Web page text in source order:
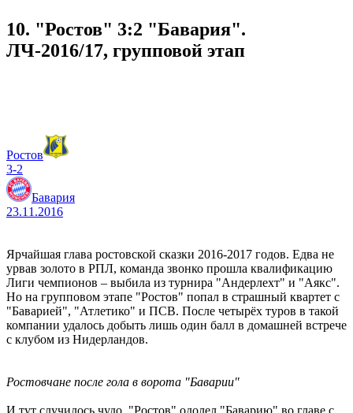
10. "Ростов" 3:2 "Бавария".
ЛЧ-2016/17, групповой этап
Ростов
3-2
Бавария
23.11.2016
Ярчайшая глава ростовской сказки 2016-2017 годов. Едва не
урвав золото в РПЛ, команда звонко прошла квалификацию
Лиги чемпионов – выбила из турнира "Андерлехт" и "Аякс".
Но на групповом этапе "Ростов" попал в страшный квартет с
"Баварией", "Атлетико" и ПСВ. После четырёх туров в такой
компании удалось добыть лишь один балл в домашней встрече
с клубом из Нидерландов.
Ростовчане после гола в ворота "Баварии"